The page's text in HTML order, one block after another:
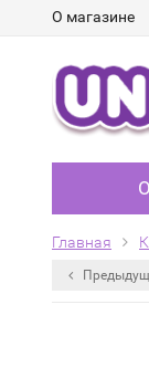
О магазине
Главная